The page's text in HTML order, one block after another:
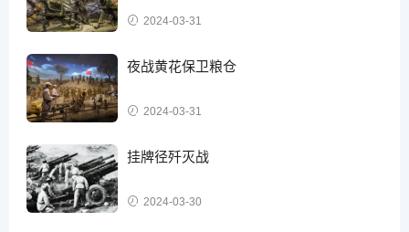
2024-03-31
夜战黄花保卫粮仓
2024-03-31
挂牌径歼灭战
2024-03-30